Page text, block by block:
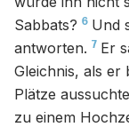
Sabbats? 6 Und
antworten. 7 Er
Gleichnis, als er
Plätze
zu einem